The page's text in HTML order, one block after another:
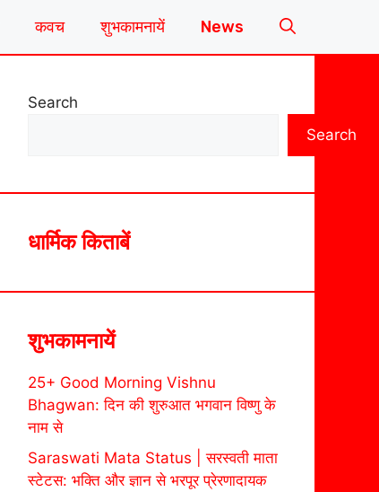
कवच शुभकामनायें News
Search
Search
धार्मिक किताबें
शुभकामनायें
25+ Good Morning Vishnu
Bhagwan: दिन की शुरुआत भगवान विष्णु के
नाम से
Saraswati Mata Status | सरस्वती माता
स्टेटस: भक्ति और ज्ञान से भरपूर प्रेरणादायक